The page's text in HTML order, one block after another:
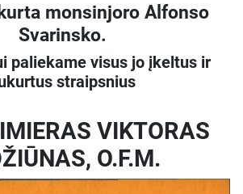
monsinjoro Alfonso
Svarinsko.
paliekame visus jo įkeltus ir
straipsnius
VIKTORAS
O.F.M.